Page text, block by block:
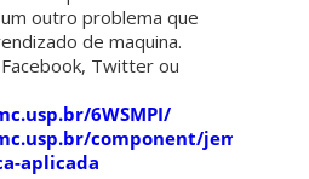
outro problema que
de maquina.
Twitter ou
6WSMPI/
component/jem/event/
aplicada